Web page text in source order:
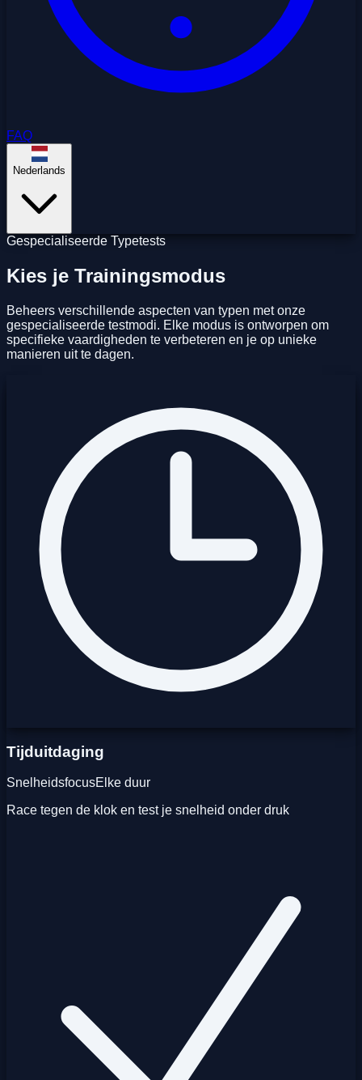
FAQ
Nederlands
Gespecialiseerde Typetests
Kies je Trainingsmodus
Beheers verschillende aspecten van typen met onze
gespecialiseerde testmodi. Elke modus is ontworpen om
specifieke vaardigheden te verbeteren en je op unieke
manieren uit te dagen.
Tijduitdaging
SnelheidsfocusElke duur
Race tegen de klok en test je snelheid onder druk